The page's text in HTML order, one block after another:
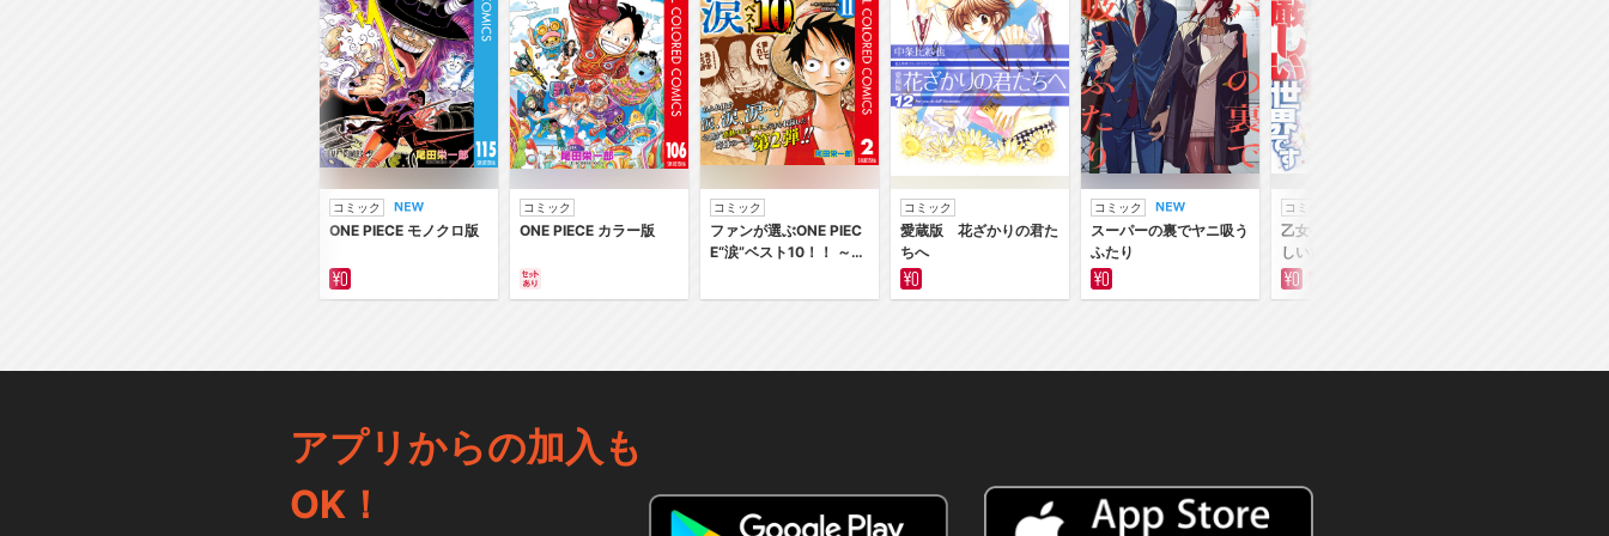
コミック
ONE PIECE モノクロ版
コミック
ONE PIECE カラー版
コミック
ファンが選ぶONE PIEC
E“涙”ベスト10！！ ～サ
～ カラー版
コミック
愛蔵版 花ざかりの君た
ちへ
コミック
スーパーの裏でヤニ吸う
ふたり
コミック
乙女ゲー世界はモブに厳
しい世界です
アプリからの加入も
OK！